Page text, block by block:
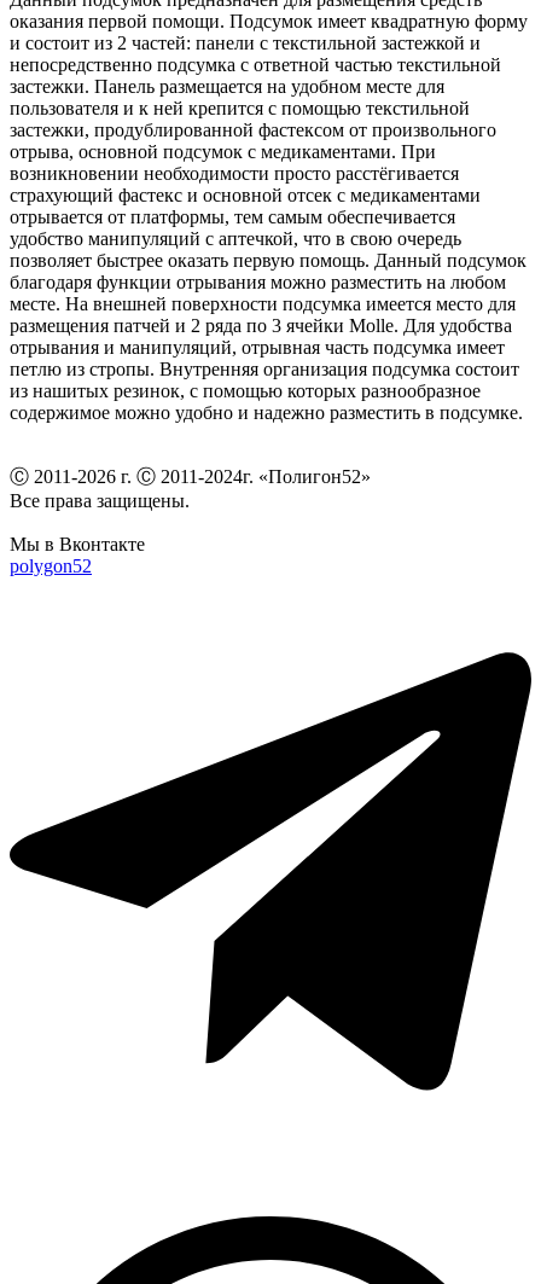
оказания первой помощи. Подсумок имеет квадратную форму
и состоит из 2 частей: панели с текстильной застежкой и
непосредственно подсумка с ответной частью текстильной
застежки. Панель размещается на удобном месте для
пользователя и к ней крепится с помощью текстильной
застежки, продублированной фастексом от произвольного
отрыва, основной подсумок с медикаментами. При
возникновении необходимости просто расстёгивается
страхующий фастекс и основной отсек с медикаментами
отрывается от платформы, тем самым обеспечивается
удобство манипуляций с аптечкой, что в свою очередь
позволяет быстрее оказать первую помощь. Данный подсумок
благодаря функции отрывания можно разместить на любом
месте. На внешней поверхности подсумка имеется место для
размещения патчей и 2 ряда по 3 ячейки Molle. Для удобства
отрывания и манипуляций, отрывная часть подсумка имеет
петлю из стропы. Внутренняя организация подсумка состоит
из нашитых резинок, с помощью которых разнообразное
содержимое можно удобно и надежно разместить в подсумке.
Ⓒ 2011-2026 г. Ⓒ 2011-2024г. «Полигон52»
Все права защищены.
Мы в Вконтакте
polygon52